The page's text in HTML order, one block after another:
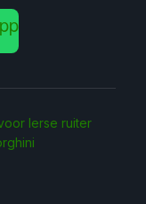
Ierse ruiter